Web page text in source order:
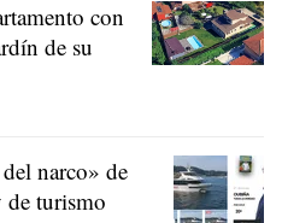
con
de su
narco» de
turismo